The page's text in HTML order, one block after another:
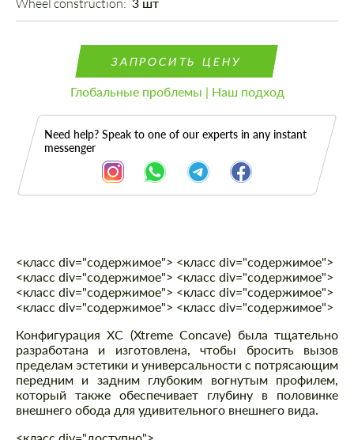
Wheel construction: 3 шт
ЗАПРОСИТЬ ЦЕНУ
Глобальные проблемы | Наш подход
Need help? Speak to one of our experts in any instant
messenger
Описание
<класс div="содержимое"> <класс div="содержимое">
<класс div="содержимое"> <класс div="содержимое">
<класс div="содержимое"> <класс div="содержимое">
<класс div="содержимое"> <класс div="содержимое">
Конфигурация XC (Xtreme Concave) была тщательно
разработана и изготовлена, чтобы бросить вызов
пределам эстетики и универсальности с потрясающим
передним и задним глубоким вогнутым профилем,
который также обеспечивает глубину в половинке
внешнего обода для удивительного внешнего вида.